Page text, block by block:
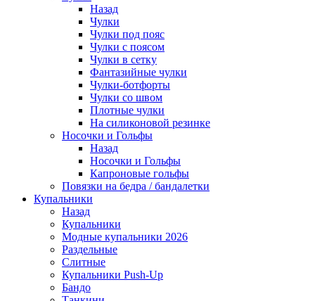
Назад
Чулки
Чулки под пояс
Чулки с поясом
Чулки в сетку
Фантазийные чулки
Чулки-ботфорты
Чулки со швом
Плотные чулки
На силиконовой резинке
Носочки и Гольфы
Назад
Носочки и Гольфы
Капроновые гольфы
Повязки на бедра / бандалетки
Купальники
Назад
Купальники
Модные купальники 2026
Раздельные
Слитные
Купальники Push-Up
Бандо